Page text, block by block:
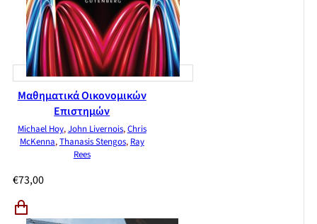
Μαθηματικά Οικονομικών
Επιστημών
Michael Hoy,John Livernois,Chris
McKenna,Thanasis Stengos, Ray
Rees
€73,00